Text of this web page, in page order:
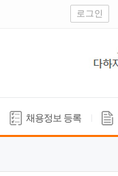
로그인
채용정보 등록